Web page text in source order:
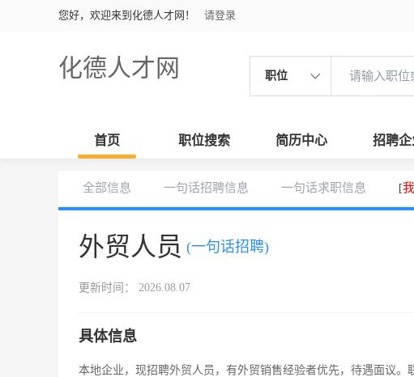
您好，欢迎来到化德人才网！ 请登录
化德人才网 职位
首页 职位搜索 简历中心 招聘企
全部信息 一句话招聘信息 一句话求职信息 [
外贸人员 (一句话招聘)
更新时间： 2026.08.07
具体信息
本地企业，现招聘外贸人员，有外贸销售经验者优先，待遇面议。